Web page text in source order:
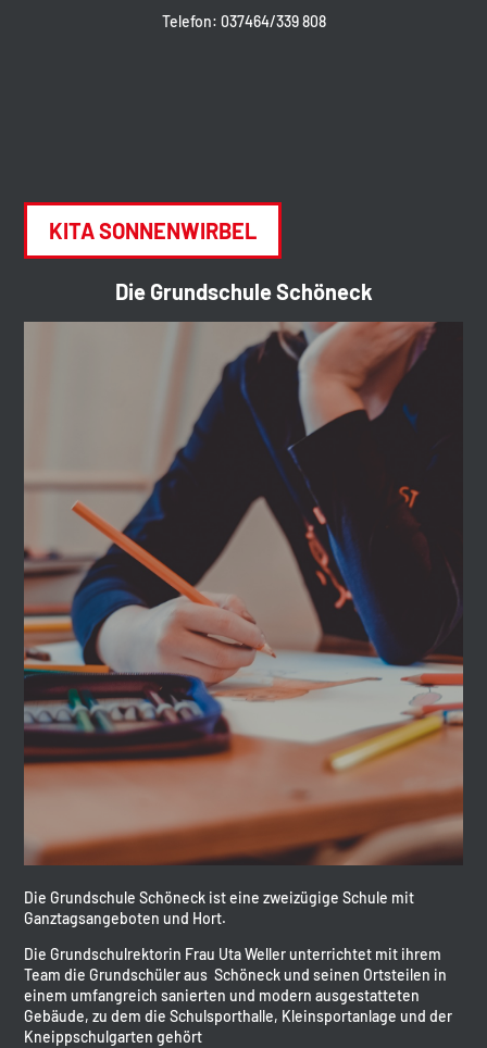
Telefon: 037464/339 808
KITA SONNENWIRBEL
Die Grundschule Schöneck
Die Grundschule Schöneck ist eine zweizügige Schule mit
Ganztagsangeboten und Hort.
Die Grundschulrektorin Frau Uta Weller unterrichtet mit ihrem
Team die Grundschüler aus Schöneck und seinen Ortsteilen in
einem umfangreich sanierten und modern ausgestatteten
Gebäude, zu dem die Schulsporthalle, Kleinsportanlage und der
Kneippschulgarten gehört